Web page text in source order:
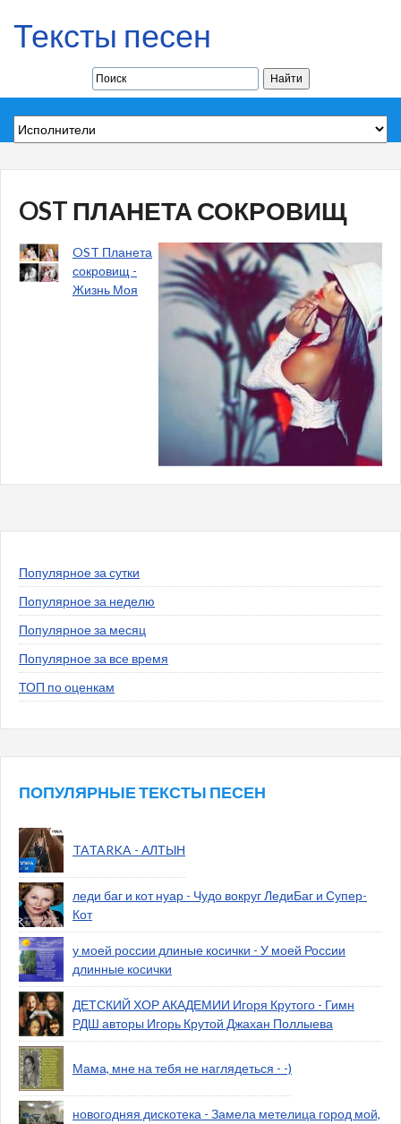
Тексты песен
OST ПЛАНЕТА СОКРОВИЩ
OST Планета
сокровищ -
Жизнь Моя
Популярное за сутки
Популярное за неделю
Популярное за месяц
Популярное за все время
ТОП по оценкам
ПОПУЛЯРНЫЕ ТЕКСТЫ ПЕСЕН
TATARKA - АЛТЫН
леди баг и кот нуар - Чудо вокруг ЛедиБаг и Супер-
Кот
у моей россии длиные косички - У моей России
длинные косички
ДЕТСКИЙ ХОР АКАДЕМИИ Игоря Крутого - Гимн
РДШ авторы Игорь Крутой Джахан Поллыева
Мама, мне на тебя не наглядеться - -)
новогодняя дискотека - Замела метелица город мой,